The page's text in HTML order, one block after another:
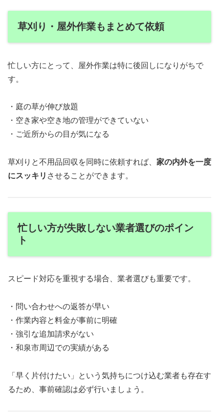
草刈り・屋外作業もまとめて依頼
忙しい方にとって、屋外作業は特に後回しになりがちで
す。
・庭の草が伸び放題
・空き家や空き地の管理ができていない
・ご近所からの目が気になる
草刈りと不用品回収を同時に依頼すれば、 家の内外を一度
にスッキリ させることができます。
忙しい方が失敗しない業者選びのポイン
ト
スピード対応を重視する場合、業者選びも重要です。
・問い合わせへの返答が早い
・作業内容と料金が事前に明確
・強引な追加請求がない
・和泉市周辺での実績がある
「早く片付けたい」という気持ちにつけ込む業者も存在す
るため、事前確認は必ず行いましょう。